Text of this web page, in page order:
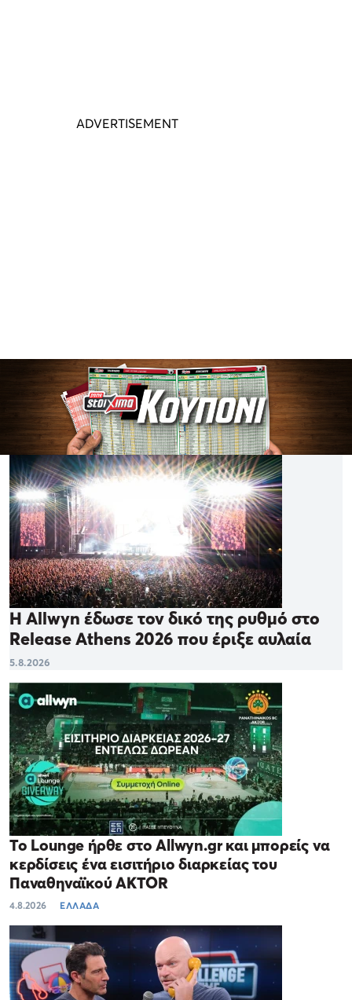
Η Allwyn έδωσε τον δικό της ρυθμό στο
Release Athens 2026 που έριξε αυλαία
5.8.2026
Το Lounge ήρθε στο Allwyn.gr και μπορείς να
κερδίσεις ένα εισιτήριο διαρκείας του
Παναθηναϊκού AKTOR
4.8.2026 ΕΛΛΑΔΑ